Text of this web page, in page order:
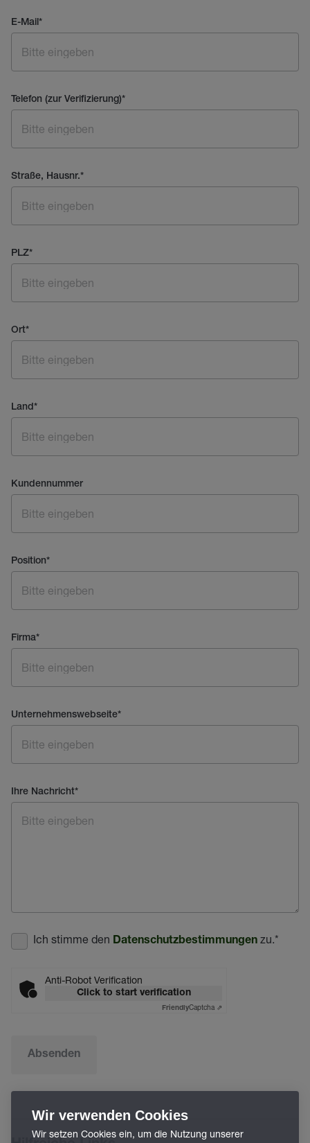
E-Mail*
Telefon (zur Verifizierung)*
Straße, Hausnr.*
PLZ*
Ort*
Land*
Kundennummer
Position*
Firma*
Unternehmenswebseite*
Ihre Nachricht*
Ich stimme den Datenschutzbestimmungen zu.*
Anti-Robot Verification
Click to start verification
FriendlyCaptcha ⇗
Absenden
Wir verwenden Cookies
Wir setzen Cookies ein, um die Nutzung unserer